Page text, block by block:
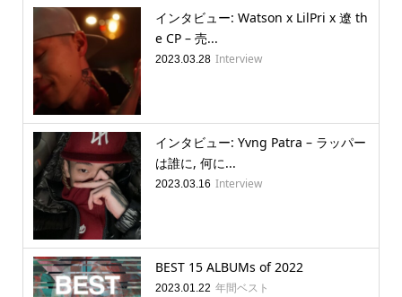
インタビュー: Watson x LilPri x 遼 th
e CP – 売...
2023.03.28 Interview
インタビュー: Yvng Patra – ラッパー
は誰に, 何に...
2023.03.16 Interview
BEST 15 ALBUMs of 2022
2023.01.22 年間ベスト